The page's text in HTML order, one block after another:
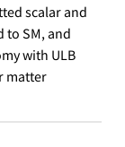
scalar and
to SM, and
with ULB
matter